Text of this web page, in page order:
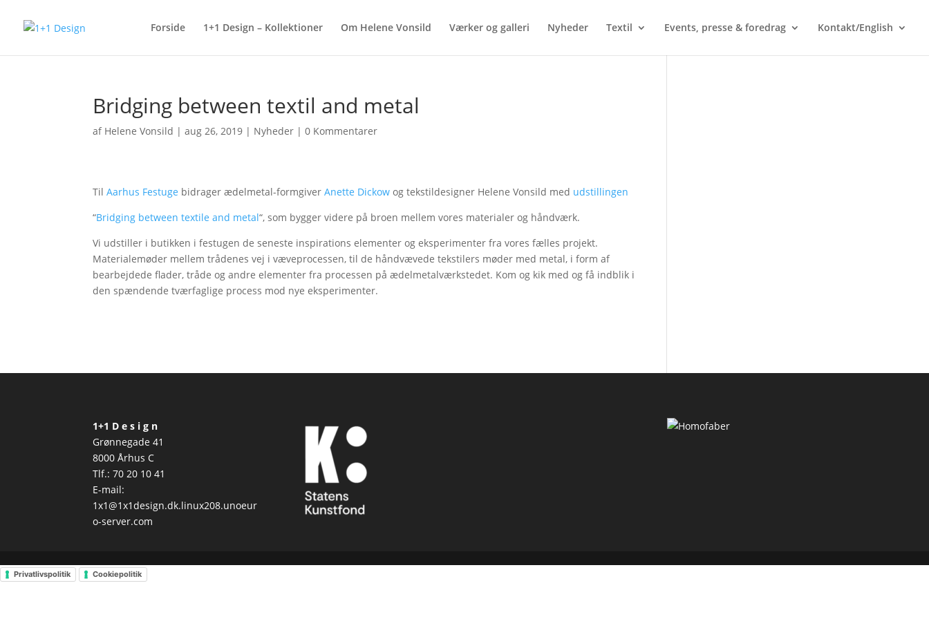
Forside 1+1 Design – Kollektioner Om Helene Vonsild Værker og galleri Nyheder Textil Events, presse & foredrag Kontakt/English
Bridging between textil and metal
af Helene Vonsild |aug 26, 2019 | Nyheder |0 Kommentarer
TilAarhus Festuge bidrager ædelmetal-formgiverAnette Dickow og tekstildesigner Helene Vonsild med udstillingen
“Bridging between textile and metal“, som bygger videre på broen mellem vores materialer og håndværk.
Vi udstiller i butikken i festugen de seneste inspirations elementer og eksperimenter fra vores fælles projekt.
Materialemøder mellem trådenes vej i væveprocessen, til de håndvævede tekstilers møder med metal, i form af
bearbejdede flader, tråde og andre elementer fra processen på ædelmetalværkstedet. Kom og kik med og få indblik i
den spændende tværfaglige process mod nye eksperimenter.
1+1 D e s i g n
Grønnegade 41
8000 Århus C
Tlf.: 70 20 10 41
E-mail:
1x1@1x1design.dk.linux208.unoeur
o-server.com
Privatlivspolitik Cookiepolitik